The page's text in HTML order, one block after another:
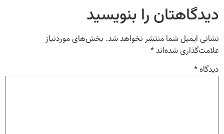
دیدگاهتان را بنویسید
نشانی ایمیل شما منتشر نخواهد شد. بخش‌های موردنیاز
علامت‌گذاری شده‌اند*
دیدگاه*